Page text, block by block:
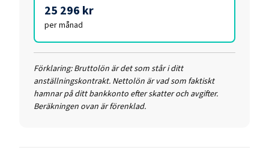
25 296 kr
per månad
Förklaring: Bruttolön är det som står i ditt
anställningskontrakt. Nettolön är vad som faktiskt
hamnar på ditt bankkonto efter skatter och avgifter.
Beräkningen ovan är förenklad.